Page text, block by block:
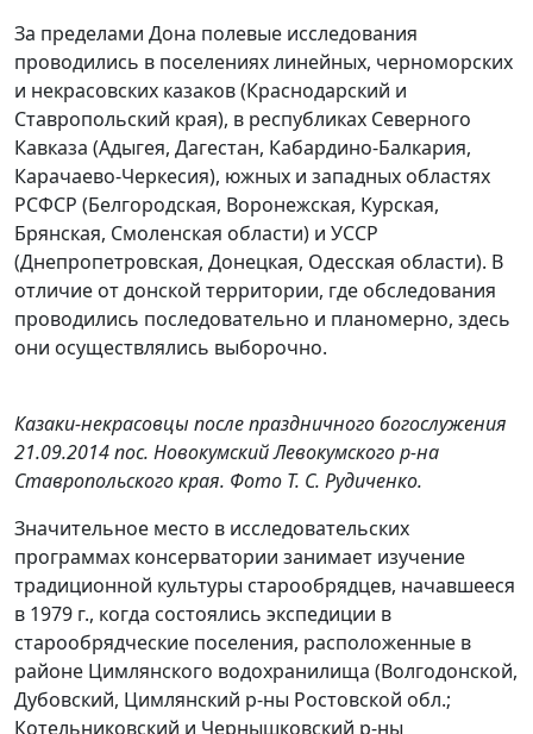
За пределами Дона полевые исследования
проводились в поселениях линейных, черноморских
и некрасовских казаков (Краснодарский и
Ставропольский края), в республиках Северного
Кавказа (Адыгея, Дагестан, Кабардино-Балкария,
Карачаево-Черкесия), южных и западных областях
РСФСР (Белгородская, Воронежская, Курская,
Брянская, Смоленская области) и УССР
(Днепропетровская, Донецкая, Одесская области). В
отличие от донской территории, где обследования
проводились последовательно и планомерно, здесь
они осуществлялись выборочно.
Казаки-некрасовцы после праздничного богослужения
21.09.2014 пос. Новокумский Левокумского р-на
Ставропольского края. Фото Т. С. Рудиченко.
Значительное место в исследовательских
программах консерватории занимает изучение
традиционной культуры старообрядцев, начавшееся
в 1979 г., когда состоялись экспедиции в
старообрядческие поселения, расположенные в
районе Цимлянского водохранилища (Волгодонской,
Дубовский, Цимлянский р-ны Ростовской обл.;
Котельниковский и Чернышковский р-ны